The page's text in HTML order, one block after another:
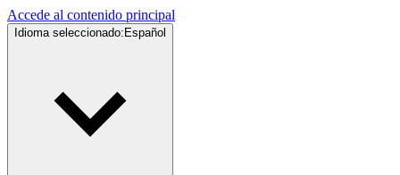
Accede al contenido principal
Idioma seleccionado: Español